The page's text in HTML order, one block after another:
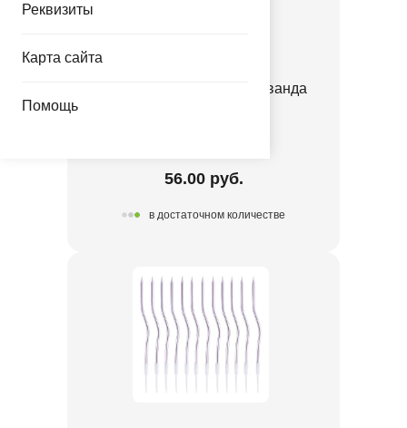
Реквизиты
Карта сайта
Помощь
Перья декоративные Лаванда
56.00 руб.
в достаточном количестве